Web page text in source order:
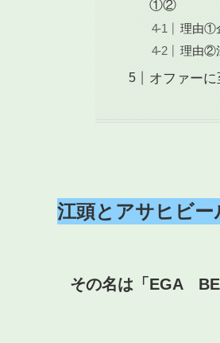
①②
理由①
理由②
オファー
江頭とアサヒビー
その名は 「EGA